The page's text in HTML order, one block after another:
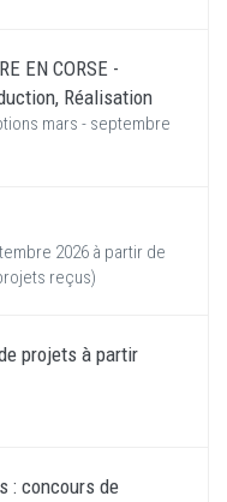
EN CORSE -
Réalisation
mars - septembre
2026 à partir de
reçus)
projets à partir
: concours de